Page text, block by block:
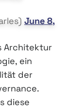
June 8,
Architektur
ein
der
diese